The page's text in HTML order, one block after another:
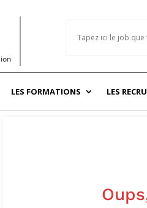
LES FORMATIONS LES